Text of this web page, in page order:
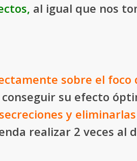
, al igual que nos
sobre el foco
su efecto
y eliminarlas
realizar 2 veces al